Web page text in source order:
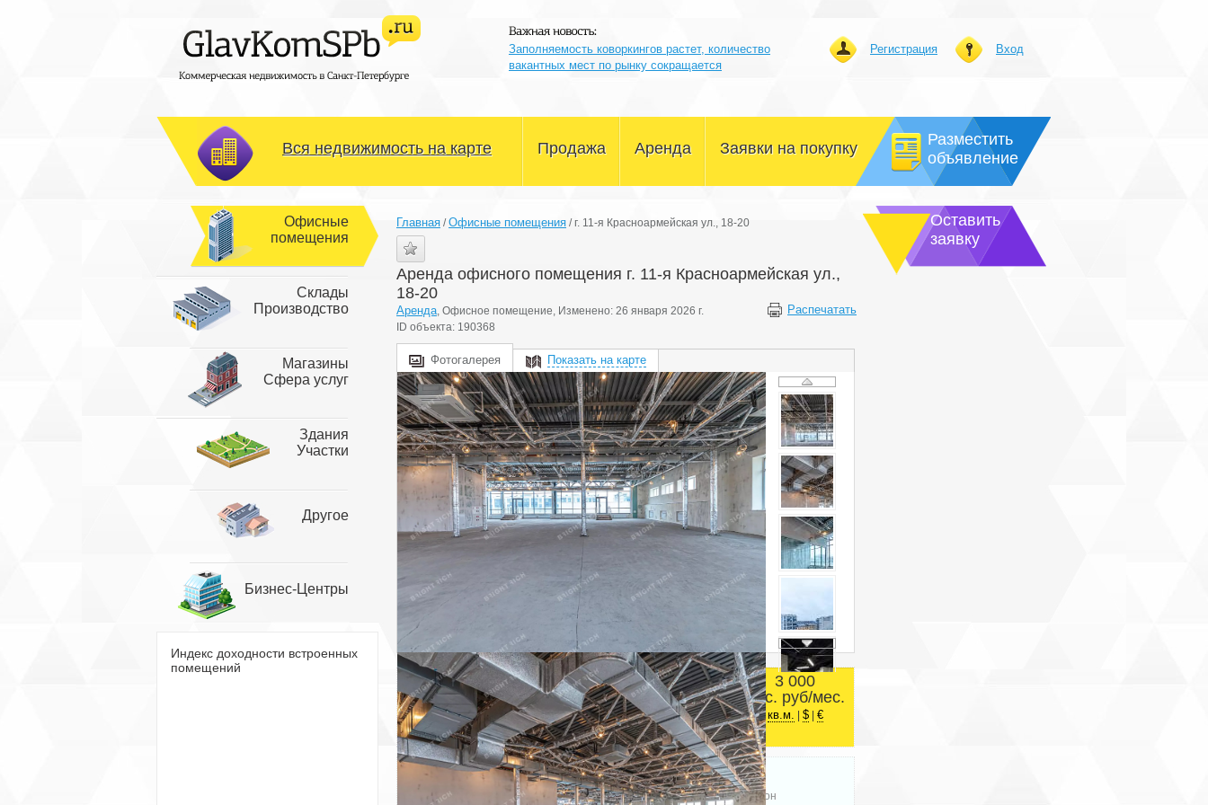
Заполняемость коворкингов растет, количество
вакантных мест по рынку сокращается
Вход
Регистрация
Вся недвижимость на карте Продажа
Магазины и сфера услуг
Здания и участки
Другое
Аренда
Магазины и сфера услуг
Здания и участки
Другое
Заявки на покупку
Разместить
объявление
Офисные
помещения
Склады
Производство
Магазины
Сфера услуг
Здания
Участки
Другое
Бизнес-Центры
Индекс доходности встроенных
помещений
Главная /Офисные помещения /г. 11-я Красноармейская ул., 18-20
Аренда офисного помещения г. 11-я Красноармейская ул.,
18-20
Аренда, Офисное помещение, Изменено: 26 января 2026 г. Распечатать
ID объекта: 190368
Фотогалерея Показать на карте
Адмиралтейский район
ст.м. Балтийская
Площадь
1137 м 2
3 000
тыс. руб/мес.
кв.м. $| €
Телефон
Оставить
заявку